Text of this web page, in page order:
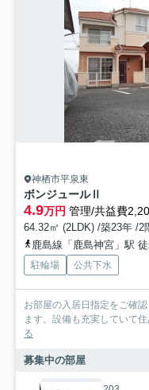
神栖市平泉東
ボンジュールⅡ
4.9万円 管理/共益費
64.32㎡ (2LDK) /築23年 /2
鹿島線「鹿島神宮」駅
駐輪場 公共下水
お部屋の入居日指定をご確
ます。設備も充実していて
る
募集中の部屋